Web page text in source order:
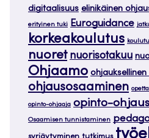
digitaalisuus elinikäinen
erityinen tuki Euroguidance
korkeakoulutus
nuoret nuorisotakuu
Ohjaamo ohjauksellinen
ohjausosaaminen
opinto-ohjaaja opinto-ohjaus
Osaamisen tunnistaminen